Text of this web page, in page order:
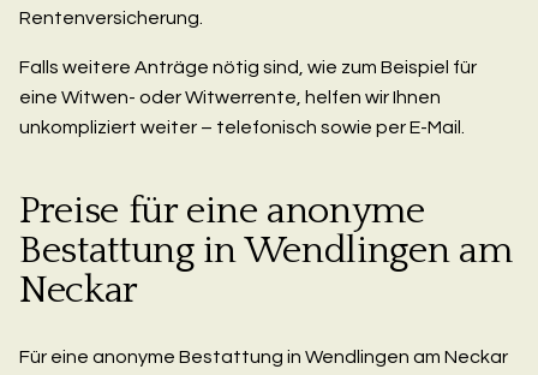
Rentenversicherung.
Falls weitere Anträge nötig sind, wie zum Beispiel für
eine Witwen- oder Witwerrente, helfen wir Ihnen
unkompliziert weiter – telefonisch sowie per E-Mail.
Preise für eine anonyme
Bestattung in Wendlingen am
Neckar
Für eine anonyme Bestattung in Wendlingen am Neckar